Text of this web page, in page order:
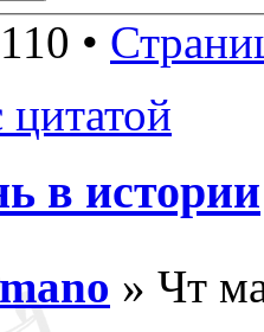
•
цитатой
в истории
» Чт